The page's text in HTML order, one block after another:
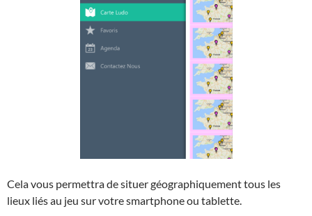
Cela vous permettra de situer géographiquement tous les
lieux liés au jeu sur votre smartphone ou tablette.